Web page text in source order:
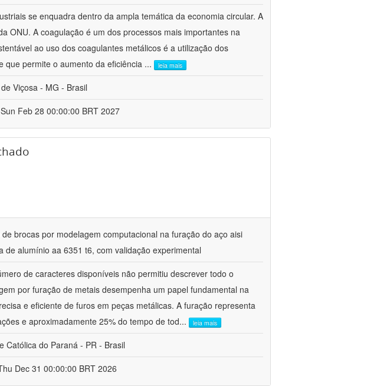
se enquadra dentro da ampla temática da economia circular. A
ONU. A coagulação é um dos processos mais importantes na
ao uso dos coagulantes metálicos é a utilização dos
que permite o aumento da eficiência ... leia mais
Viçosa - MG - Brasil
Feb 28 00:00:00 BRT 2027
brocas por modelagem computacional na furação do aço aisi
alumínio aa 6351 t6, com validação experimental
de caracteres disponíveis não permitiu descrever todo o
por furação de metais desempenha um papel fundamental na
e eficiente de furos em peças metálicas. A furação representa
e aproximadamente 25% do tempo de tod... leia mais
Católica do Paraná - PR - Brasil
Dec 31 00:00:00 BRT 2026